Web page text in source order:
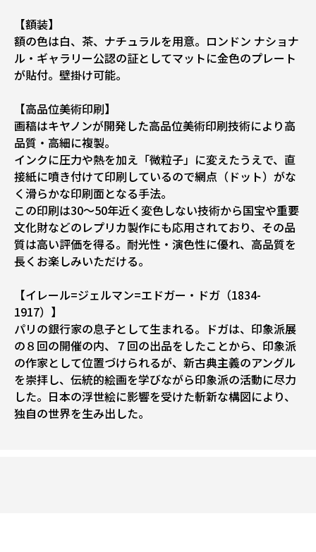
【額装】
額の色は白、茶、ナチュラルを用意。ロンドン ナショナ
ル・ギャラリー公認の証としてマットに金色のプレート
が貼付。壁掛け可能。
【高品位美術印刷】
画稿はキヤノンが開発した高品位美術印刷技術により高
品質・高細に複製。
インクに圧力や熱を加え「微粒子」に変えたうえで、直
接紙に噴き付けて印刷しているので網点（ドット）がな
く滑らかな印刷面となる手法。
この印刷は30～50年近く変色しない技術から国宝や重要
文化財などのレプリカ製作にも応用されており、その品
質は高い評価を得る。耐光性・演色性に優れ、高品質を
長くお楽しみいただける。
【イレール=ジェルマン=エドガー・ドガ（1834-
1917）】
パリの銀行家の息子として生まれる。ドガは、印象派展
の８回の開催の内、７回の出品をしたことから、印象派
の作家として位置づけられるが、新古典主義のアングル
を崇拝し、伝統的絵画を学びながら印象派の活動に尽力
した。日本の浮世絵に影響を受けた斬新な構図により、
独自の世界を生み出した。